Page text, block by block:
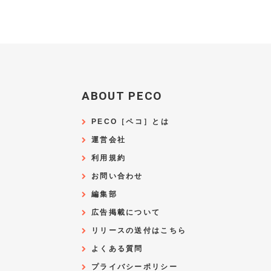
ABOUT PECO
PECO［ペコ］とは
運営会社
利用規約
お問い合わせ
編集部
広告掲載について
リリースの送付はこちら
よくある質問
プライバシーポリシー